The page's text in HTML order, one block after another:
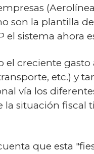
son la plantilla
el sistema ahora
el creciente
etc.) y
vía los
situación fiscal
que esta